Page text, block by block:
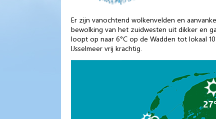
Er zijn vanochtend wolkenvelden en
bewolking van het zuidwesten uit dikker en
loopt op naar 6°C op de Wadden tot lokaal
IJsselmeer vrij krachtig.